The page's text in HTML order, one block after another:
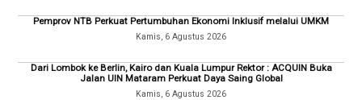
Pemprov NTB Perkuat Pertumbuhan Ekonomi Inklusif melalui UMKM
Kamis, 6 Agustus 2026
Dari Lombok ke Berlin, Kairo dan Kuala Lumpur Rektor : ACQUIN Buka
Jalan UIN Mataram Perkuat Daya Saing Global
Kamis, 6 Agustus 2026